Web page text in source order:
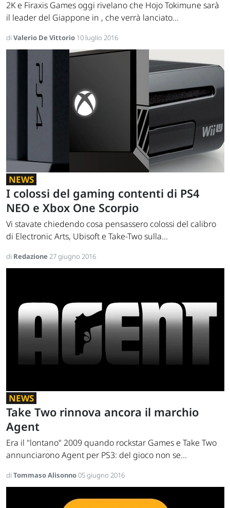
2K e Firaxis Games oggi rivelano che Hojo Tokimune sarà
il leader del Giappone in , che verrà lanciato...
di Valerio De Vittorio 10 luglio 2016
NEWS
I colossi del gaming contenti di PS4
NEO e Xbox One Scorpio
Vi stavate chiedendo cosa pensassero colossi del calibro
di Electronic Arts, Ubisoft e Take-Two sulla...
di Redazione27 giugno 2016
NEWS
Take Two rinnova ancora il marchio
Agent
Era il "lontano" 2009 quando rockstar Games e Take Two
annunciarono Agent per PS3: del gioco non se...
di Tommaso Alisonno05 giugno 2016